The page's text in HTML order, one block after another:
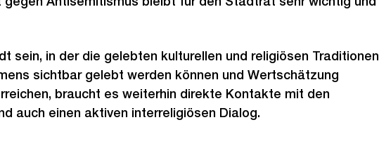
sein, in der die gelebten kulturellen und religiösen Traditionen
sichtbar gelebt werden können und Wertschätzung
braucht es weiterhin direkte Kontakte mit den
auch einen aktiven interreligiösen Dialog.